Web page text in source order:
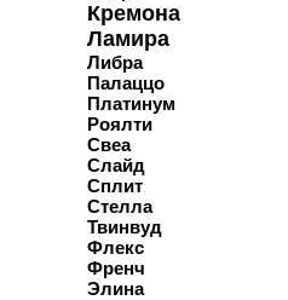
Кремона
Ламира
Либра
Палаццо
Платинум
Роялти
Свеа
Слайд
Сплит
Стелла
Твинвуд
Флекс
Френч
Элина